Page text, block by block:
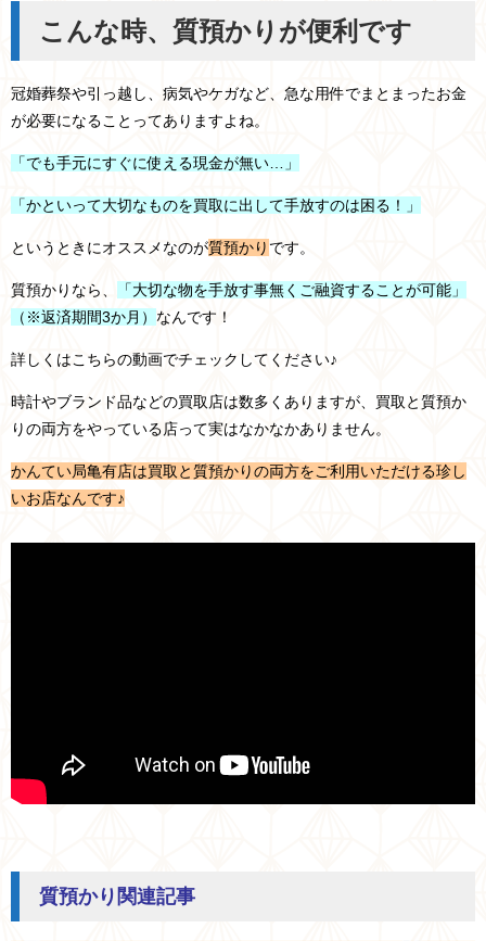
こんな時、質預かりが便利です
冠婚葬祭や引っ越し、病気やケガなど、急な用件でまとまったお金
が必要になることってありますよね。
「でも手元にすぐに使える現金が無い…」
「かといって大切なものを買取に出して手放すのは困る！」
というときにオススメなのが質預かり です。
質預かりなら、
「大切な物を手放す事無くご融資することが可能」
（※返済期間3か月） なんです！
詳しくはこちらの動画でチェックしてください♪
時計やブランド品などの買取店は数多くありますが、買取と質預か
りの両方をやっている店って実はなかなかありません。
かんてい局亀有店は買取と質預かりの両方をご利用いただける珍し
いお店なんです♪
質預かり関連記事